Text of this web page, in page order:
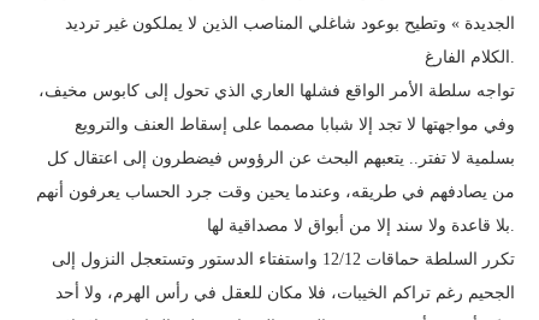
الجديدة » وتطيح بوعود شاغلي المناصب الذين لا يملكون غير ترديد
الكلام الفارغ.
تواجه سلطة الأمر الواقع فشلها العاري الذي تحول إلى كابوس مخيف،
وفي مواجهتها لا تجد إلا شبابا مصمما على إسقاط العنف والترويع
بسلمية لا تفتر.. يتعبهم البحث عن الرؤوس فيضطرون إلى اعتقال كل
من يصادفهم في طريقه، وعندما يحين وقت جرد الحساب يعرفون أنهم
بلا قاعدة ولا سند إلا من أبواق لا مصداقية لها.
تكرر السلطة حماقات 12/12 واستفتاء الدستور وتستعجل النزول إلى
الجحيم رغم تراكم الخيبات، فلا مكان للعقل في رأس الهرم، ولا أحد